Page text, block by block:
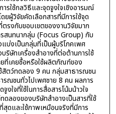
ารใช้กลวิธีและจุดจูงใจเชิงอารมณ์
ผู้วิจัยคัดเลือกสารที่มีการใช้จุด
รงกับขอบเขตของงานวิจัยมาก
สนทนากลุ่ม (Focus Group) กับ
บ่งเป็นกลุ่มที่เป็นผู้บริโภคเพศ
ษัทเครื่องสำอางที่ต่อต้านการใช้
ที่เคยซื้อหรือใช้ผลิตภัณฑ์ของ
สัตว์ทดลอง 9 คน กลุ่มสาธารณชน
ณชนทั่วไปเพศชาย 8 คน ผลการ
ใจที่ใช้ในการสื่อสารโน้มน้าวใจ
ลองของบริษัทสำอางเป็นสารที่ใช้
ดและใช้ภาพเหมือนจริงที่มีการ